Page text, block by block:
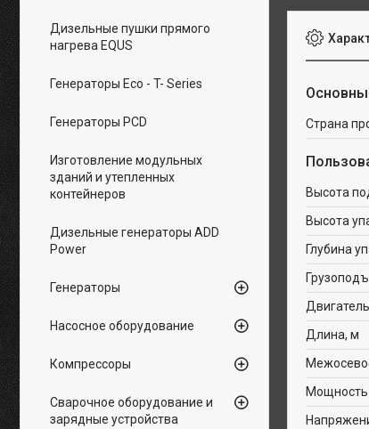
Страна
Высота
Высота
Глубина
Длина, м
Мощность
Дизельные пушки прямого
нагрева EQUS
Генераторы Eco - T- Series
Генераторы PCD
Изготовление модульных
зданий и утепленных
контейнеров
Дизельные генераторы ADD
Power
Генераторы
Насосное оборудование
Компрессоры
Сварочное оборудование и
зарядные устройства